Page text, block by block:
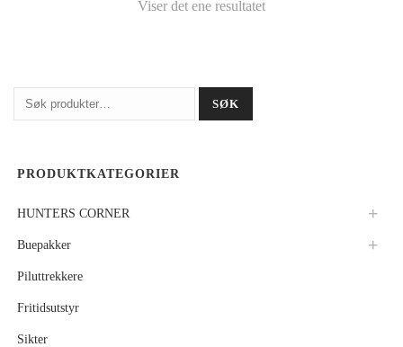
Viser det ene resultatet
Søk
etter:
SØK
PRODUKTKATEGORIER
HUNTERS CORNER
Buepakker
Piluttrekkere
Fritidsutstyr
Sikter